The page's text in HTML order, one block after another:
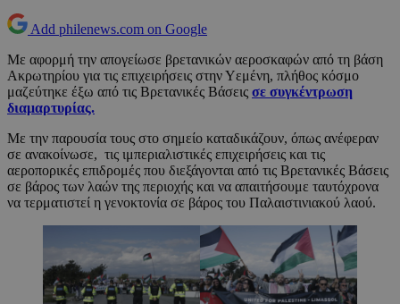
Add philenews.com on Google
Με αφορμή την απογείωσε βρετανικών αεροσκαφών από τη βάση
Ακρωτηρίου για τις επιχειρήσεις στην Υεμένη, πλήθος κόσμο
μαζεύτηκε έξω από τις Βρετανικές Βάσεις σε συγκέντρωση
διαμαρτυρίας.
Με την παρουσία τους στο σημείο καταδικάζουν, όπως ανέφεραν
σε ανακοίνωσε, τις ιμπεριαλιστικές επιχειρήσεις και τις
αεροπορικές επιδρομές που διεξάγονται από τις Βρετανικές Βάσεις
σε βάρος των λαών της περιοχής και να απαιτήσουμε ταυτόχρονα
να τερματιστεί η γενοκτονία σε βάρος του Παλαιστινιακού λαού.